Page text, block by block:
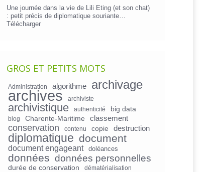
Une journée dans la vie de Lili Eting (et son chat)
: petit précis de diplomatique souriante…
Télécharger
GROS ET PETITS MOTS
Administration algorithme archivage
archives archiviste
archivistique authenticité big data
blog Charente-Maritime classement
conservation contenu copie destruction
diplomatique document
document engageant doléances
données données personnelles
durée de conservation
dématérialisation